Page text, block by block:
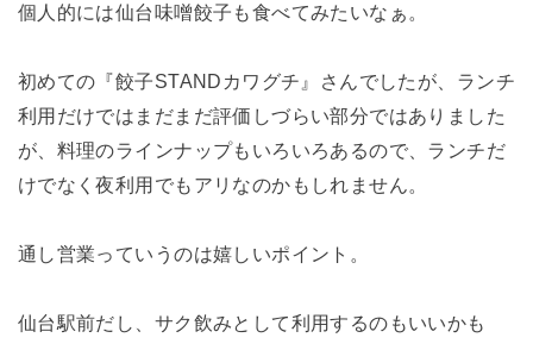
個人的には仙台味噌餃子も食べてみたいなぁ。
初めての『餃子STANDカワグチ』さんでしたが、ランチ
利用だけではまだまだ評価しづらい部分ではありました
が、料理のラインナップもいろいろあるので、ランチだ
けでなく夜利用でもアリなのかもしれません。
通し営業っていうのは嬉しいポイント。
仙台駅前だし、サク飲みとして利用するのもいいかも